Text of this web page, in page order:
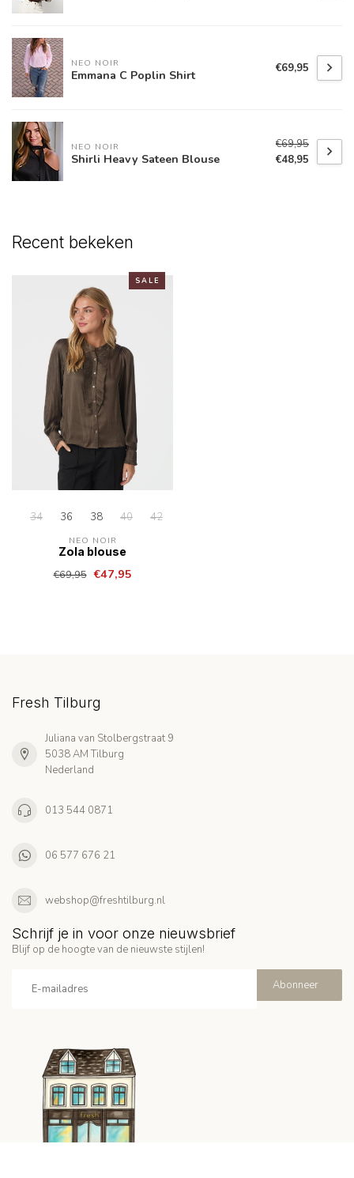
NEO NOIR
Emmana C Poplin Shirt €69,95
NEO NOIR
Shirli Heavy Sateen Blouse
€69,95
€48,95
Recent bekeken
S A L E
34 36 38 40 42
NEO NOIR
Zola blouse
€69,95 €47,95
Fresh Tilburg
Juliana van Stolbergstraat 9
5038 AM Tilburg
Nederland
013 544 0871
06 577 676 21
webshop@freshtilburg.nl
Schrijf je in voor onze nieuwsbrief
Blijf op de hoogte van de nieuwste stijlen!
Abonneer